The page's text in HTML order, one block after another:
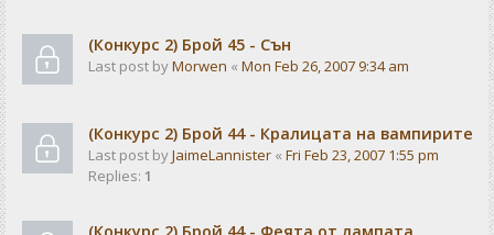
(Конкурс 2) Брой 45 - Сън
Last post byMorwen « Mon Feb 26, 2007 9:34 am
(Конкурс 2) Брой 44 - Кралицата на вампирите
Last post byJaimeLannister « Fri Feb 23, 2007 1:55 pm
Replies: 1